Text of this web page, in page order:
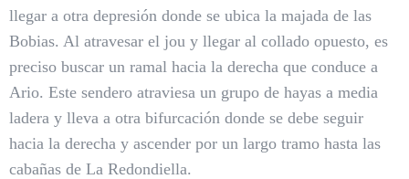
llegar a otra depresión donde se ubica la majada de las
Bobias. Al atravesar el jou y llegar al collado opuesto, es
preciso buscar un ramal hacia la derecha que conduce a
Ario. Este sendero atraviesa un grupo de hayas a media
ladera y lleva a otra bifurcación donde se debe seguir
hacia la derecha y ascender por un largo tramo hasta las
cabañas de La Redondiella.